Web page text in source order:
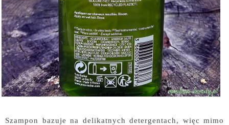
Szampon bazuje na delikatnych detergentach, więc mimo